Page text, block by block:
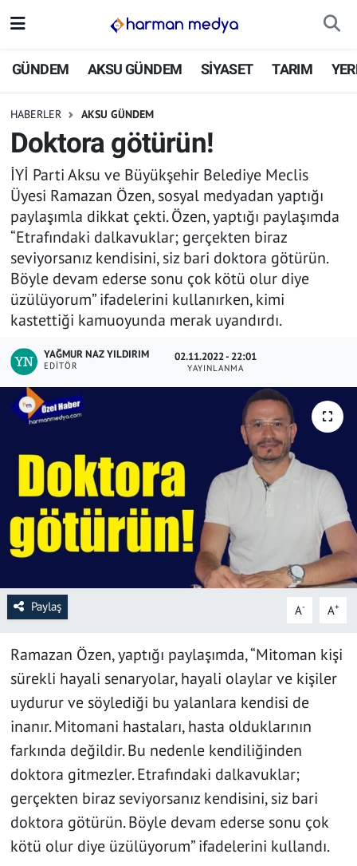
GÜNDEM AKSU GÜNDEM SİYASET TARIM
HABERLER AKSU GÜNDEM
Doktora götürün!
İYİ Parti Aksu ve Büyükşehir Belediye Meclis
Üyesi Ramazan Özen, sosyal medyadan yaptığı
paylaşımla dikkat çekti. Özen, yaptığı paylaşımda
“Etrafındaki dalkavuklar; gerçekten biraz
seviyorsanız kendisini, siz bari doktora götürün.
Böyle devam ederse sonu çok kötü olur diye
üzülüyorum” ifadelerini kullanırken, kimi
kastettiği kamuoyunda merak uyandırdı.
YAĞMUR NAZ YILDIRIM
EDITÖR
02.11.2022 - 22:01
YAYINLANMA
Paylaş A- A+
Ramazan Özen, yaptığı paylaşımda, “Mitoman kişi
sürekli hayali senaryolar, hayali olaylar ve kişiler
uydurur ve söylediği bu yalanlara kendisi de
inanır. Mitomani hastaları, hasta olduklarının
farkında değildir. Bu nedenle kendiliğinden
doktora gitmezler. Etrafındaki dalkavuklar;
gerçekten biraz seviyorsanız kendisini, siz bari
doktora götürün. Böyle devam ederse sonu çok
kötü olur diye üzülüyorum” ifadelerini kullandı.
GÜNDEM
SİYASET
TARIM
YEREL YÖNETİMLER
EKONOMİ
ASAYİŞ
SPOR
SAĞLIK
YAŞAM
KÜLTÜR SANAT
EĞİTİM
İstanbul Nöbetçi Eczaneler
İstanbul Trafik Yoğunluk Haritası
Süper Lig Puan Durumu ve Fikstür
Tüm Manşetler
Son Dakika Haberleri
Haber Arşivi